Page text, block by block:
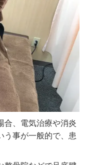
合、電気治療や消炎
う事が一般的で、患